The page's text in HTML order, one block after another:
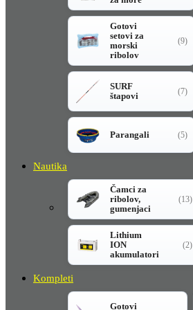
Gotovi
setovi za
morski
ribolov
(9)
SURF
štapovi
(7)
Parangali (5)
Nautika
Čamci za
ribolov,
gumenjaci
(13)
Lithium
ION
akumulatori
(2)
Kompleti
Gotovi